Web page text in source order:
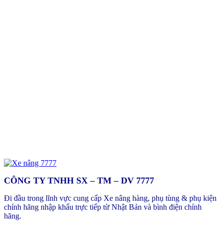
CÔNG TY TNHH SX – TM – DV 7777
Đi đầu trong lĩnh vực cung cấp Xe nâng hàng, phụ tùng & phụ kiện
chính hãng nhập khẩu trực tiếp từ Nhật Bản và bình điện chính
hãng.